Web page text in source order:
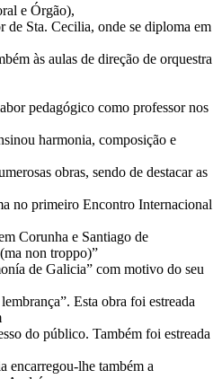
e Órgão),
de Sta. Cecilia, onde se diploma em
às aulas de direção de orquestra
pedagógico como professor nos
harmonia, composição e
obras, sendo de destacar as
no primeiro Encontro Internacional
Corunha e Santiago de
non troppo)”
de Galicia” com motivo do seu
Esta obra foi estreada
do público. Também foi estreada
encarregou-lhe também a